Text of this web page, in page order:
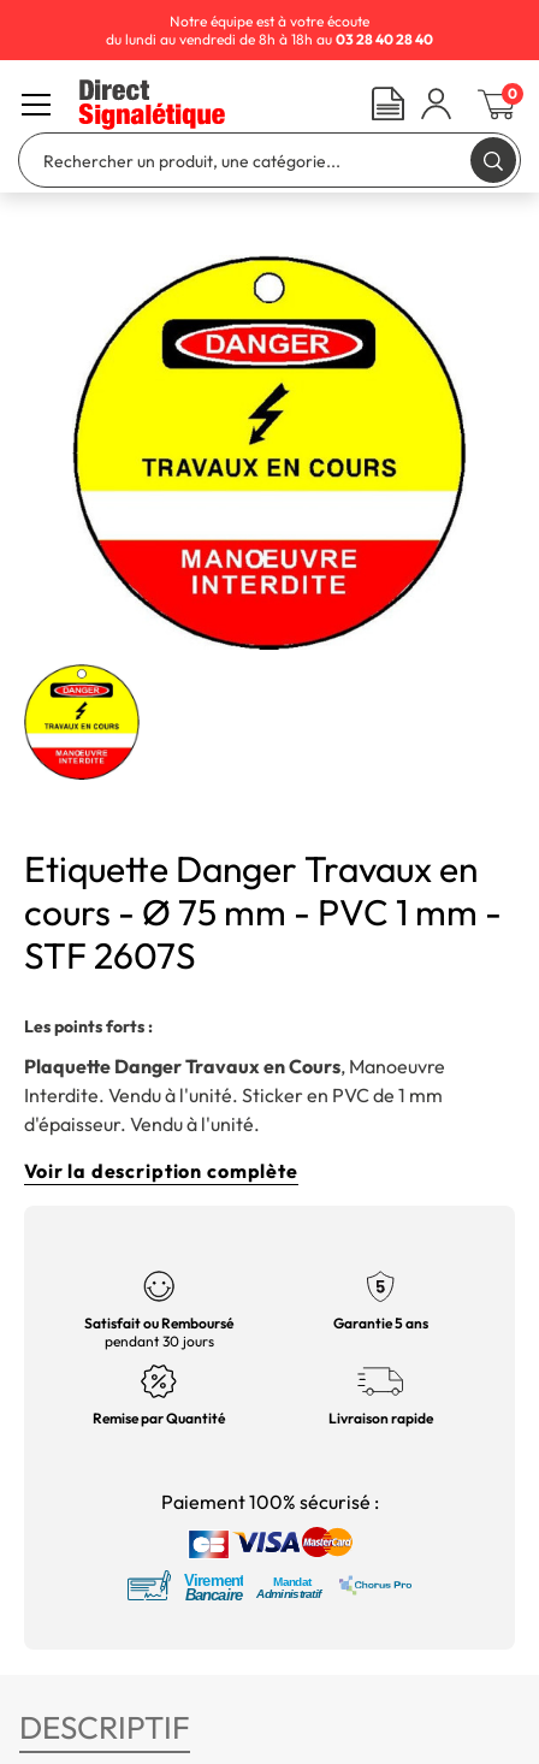
Etiquette Danger Travaux en
cours - Ø 75 mm - PVC 1 mm -
STF 2607S
Les points forts :
Plaquette Danger Travaux en Cours, Manoeuvre
Interdite. Vendu à l'unité. Sticker en PVC de 1 mm
d'épaisseur. Vendu à l'unité.
Voir la description complète
Satisfait ou Remboursé
pendant 30 jours
Garantie 5 ans
Remise par Quantité Livraison rapide
Paiement 100% sécurisé :
DESCRIPTIF
Notre équipe est à votre écoute
du lundi au vendredi de 8h à 18h au 03 28 40 28 40
0